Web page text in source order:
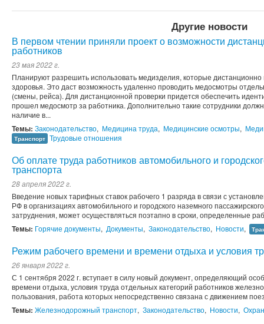
Другие новости
В первом чтении приняли проект о возможности
работников
23 мая 2022 г.
Планируют разрешить использовать медизделия, которые
здоровья. Это даст возможность удаленно проводить медосмотры
(смены, рейса). Для дистанционной проверки придется обеспечить
прошел медосмотр за работника. Дополнительно такие сотрудники
наличие в...
Темы: Законодательство, Медицина труда, Медицинские осмотры,
Транспорт Трудовые отношения
Об оплате труда работников автомобильного и
транспорта
28 апреля 2022 г.
Введение новых тарифных ставок рабочего 1 разряда в связи с
РФ в организациях автомобильного и городского наземного
затруднения, может осуществляться поэтапно в сроки, определенные
Темы: Горячие документы, Документы, Законодательство, Новости,
Режим рабочего времени и времени отдыха и условия
26 января 2022 г.
С 1 сентября 2022 г. вступает в силу новый документ, определяющий
времени отдыха, условия труда отдельных категорий работников
пользования, работа которых непосредственно связана с движением
Темы: Железнодорожный транспорт, Законодательство, Новости,